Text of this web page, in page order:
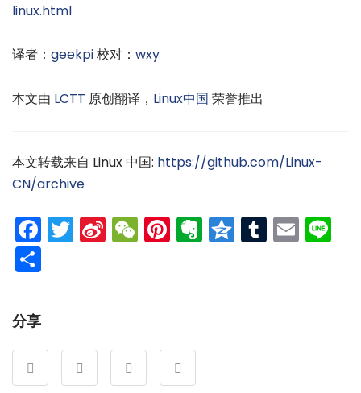
linux.html
译者： geekpi校对： wxy
本文由 LCTT 原创翻译， Linux中国 荣誉推出
本文转载来自 Linux 中国: https://github.com/Linux-
CN/archive
Facebook
Twitter
Sina
Weibo
WeChat
Pinterest
Evernote
Qzone
Tumblr
分享